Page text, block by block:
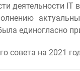
IT
единогласно
совета на 2021